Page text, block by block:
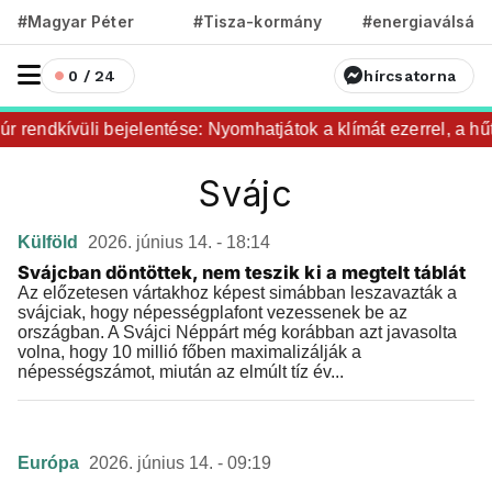
#Magyar Péter #Tisza-kormány #energiaválság
0 / 24 hírcsatorna
rendkívüli bejelentése: Nyomhatjátok a klímát ezerrel, a
Svájc
Külföld 2026. június 14. - 18:14
Svájcban döntöttek, nem teszik ki a megtelt táblát
Az előzetesen vártakhoz képest simábban leszavazták a
svájciak, hogy népességplafont vezessenek be az
országban. A Svájci Néppárt még korábban azt javasolta
volna, hogy 10 millió főben maximalizálják a
népességszámot, miután az elmúlt tíz év...
Európa 2026. június 14. - 09:19